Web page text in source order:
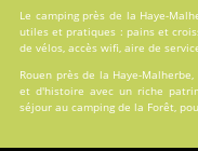
Le camping près de la Haye-
utiles et pratiques : pains et
de vélos, accès wifi, aire de
Rouen près de la Haye-
et d'histoire avec un riche
séjour au camping de la Forêt,